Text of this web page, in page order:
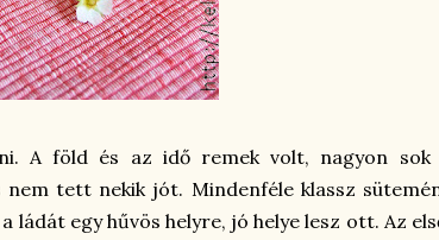
A föld és az idő remek volt, nagyon
nem tett nekik jót. Mindenféle klassz
ládát egy hűvös helyre, jó helye lesz ott. Az